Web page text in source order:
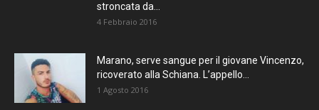
stroncata da...
4 Febbraio 2016
Marano, serve sangue per il giovane Vincenzo,
ricoverato alla Schiana. L’appello...
1 Agosto 2016